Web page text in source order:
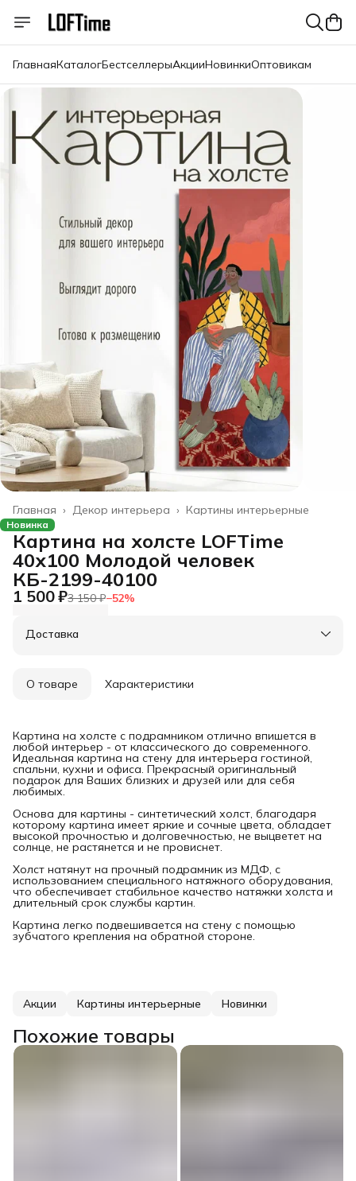
ГлавнаяКаталогБестселлерыАкцииНовинкиОптовикам
Картины интерьерные
Декор интерьера ›
Главная ›
Новинка
Картина на холсте LOFTime
40х100 Молодой человек
КБ-2199-40100
1 500 ₽3 150 ₽−52%
Доставка
О товаре Характеристики
Картина на холсте с подрамником отлично впишется в
любой интерьер - от классического до современного.
Идеальная картина на стену для интерьера гостиной,
спальни, кухни и офиса. Прекрасный оригинальный
подарок для Ваших близких и друзей или для себя
любимых.
Основа для картины - синтетический холст, благодаря
которому картина имеет яркие и сочные цвета, обладает
высокой прочностью и долговечностью, не выцветет на
солнце, не растянется и не провиснет.
Холст натянут на прочный подрамник из МДФ, с
использованием специального натяжного оборудования,
что обеспечивает стабильное качество натяжки холста и
длительный срок службы картин.
Картина легко подвешивается на стену с помощью
зубчатого крепления на обратной стороне.
Акции Картины интерьерные Новинки
Похожие товары